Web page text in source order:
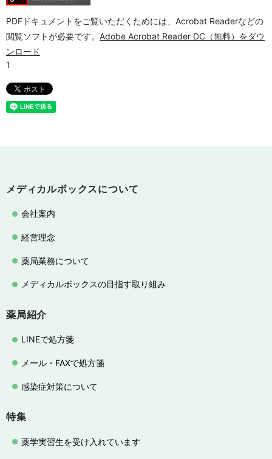
PDFドキュメントをご覧いただくためには、Acrobat Readerなどの
閲覧ソフトが必要です。 Adobe Acrobat Reader DC（無料）をダウ
ンロード
メディカルボックスについて
会社案内
経営理念
薬局業務について
メディカルボックスの目指す取り組み
薬局紹介
LINEで処方箋
メール・FAXで処方箋
感染症対策について
特集
薬学実習生を受け入れています